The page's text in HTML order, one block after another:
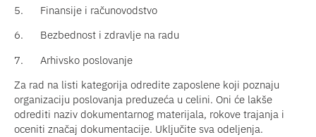
5. Finansije i računovodstvo
6. Bezbednost i zdravlje na radu
7. Arhivsko poslovanje
Za rad na listi kategorija odredite zaposlene koji poznaju
organizaciju poslovanja preduzeća u celini. Oni će lakše
odrediti naziv dokumentarnog materijala, rokove trajanja i
oceniti značaj dokumentacije. Uključite sva odeljenja.